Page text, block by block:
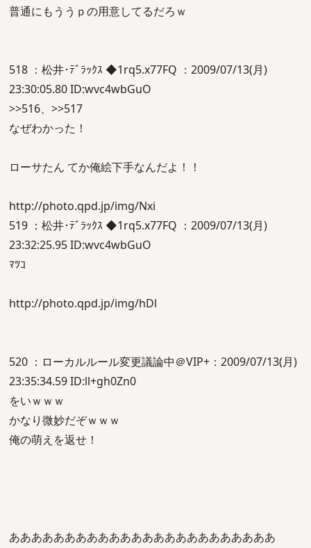
普通にもううｐの用意してるだろｗ
518 ：松井･ﾃﾞﾗｯｸｽ ◆1rq5.x77FQ ：2009/07/13(月)
23:30:05.80 ID:wvc4wbGuO
>>516、>>517
なぜわかった！
ローサたん てか俺絵下手なんだよ！！
http://photo.qpd.jp/img/Nxi
519 ：松井･ﾃﾞﾗｯｸｽ ◆1rq5.x77FQ ：2009/07/13(月)
23:32:25.95 ID:wvc4wbGuO
ﾏﾂｺ
http://photo.qpd.jp/img/hDl
520 ：ローカルルール変更議論中＠VIP+：2009/07/13(月)
23:35:34.59 ID:ll+gh0Zn0
をいｗｗｗ
かなり微妙だぞｗｗｗ
俺の萌えを返せ！
ああああああああああああああああああああああああ